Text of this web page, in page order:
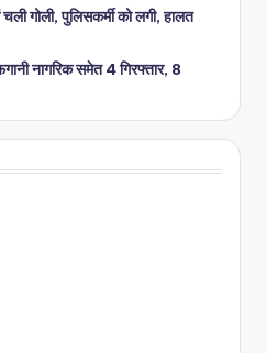
गोली, पुलिसकर्मी को लगी, हालत
नागरिक समेत 4 गिरफ्तार, 8